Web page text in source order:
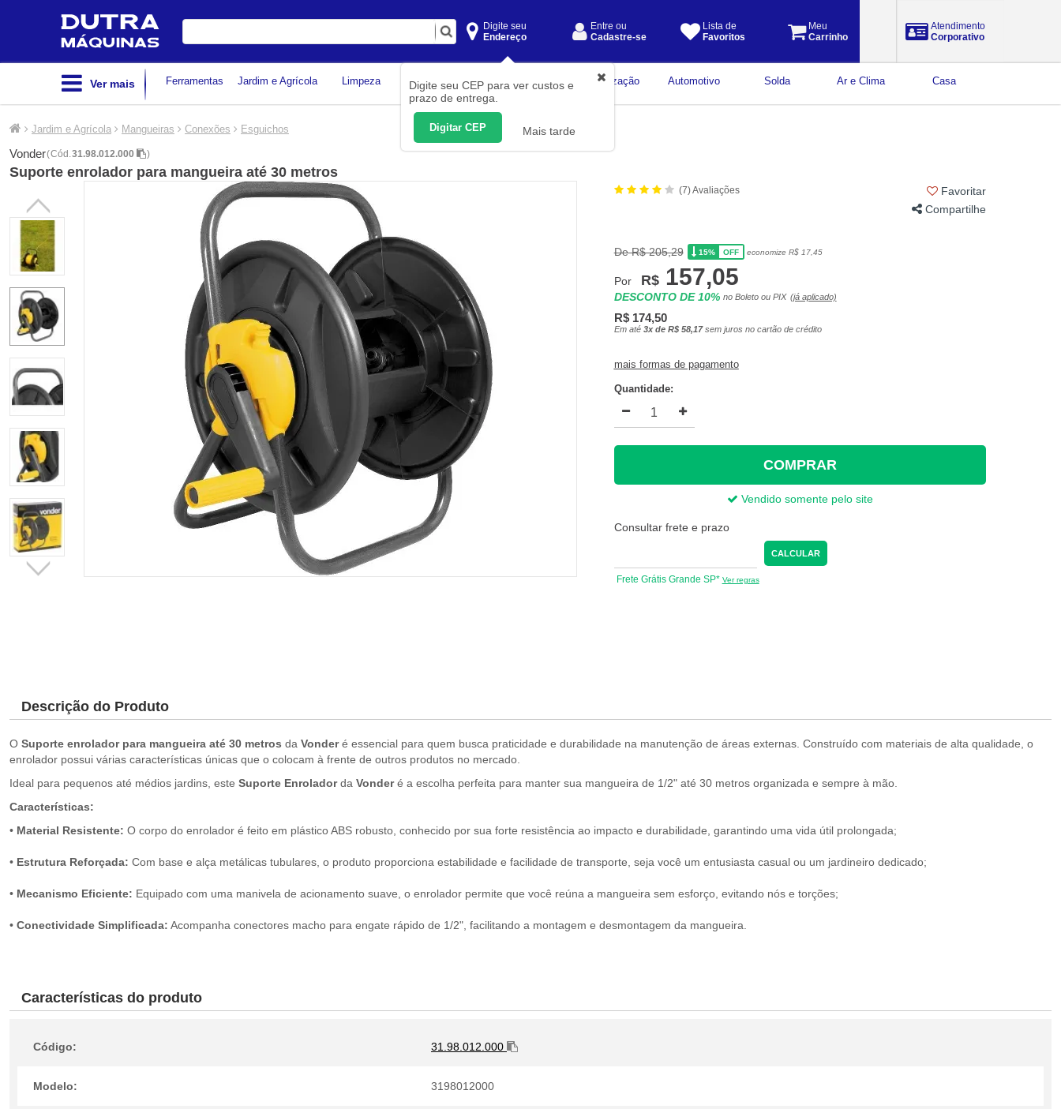
Digite
Digite seu
Endereço
Digite seu CEP para ver custos e
prazo de entrega.
Digitar CEP Mais tarde
Entre ou
Cadastre-se
Lista de
Favoritos
Meu
Carrinho
Atendimento
Corporativo
Ver mais Ferramentas Jardim e Agrícola Limpeza Construção Civil
Medição
Organização Automotivo Solda Ar e Clima Casa
Jardim e Agrícola Mangueiras Conexões Esguichos
Vonder(Cód. 31.98.012.000 )
Suporte enrolador para mangueira até 30 metros
(7) Avaliações
Favoritar
Compartilhe
De R$ 205,29 15% OFF economize R$ 17,45
Por R$ 157,05
DESCONTO DE 10% no Boleto ou PIX (já aplicado)
R$ 174,50
Em até 3x de R$ 58,17sem juros no cartão de crédito
mais formas de pagamento
Quantidade:
COMPRAR
Vendido somente pelo site
Consultar frete e prazo
CALCULAR
Frete Grátis Grande SP* Ver regras
Descrição do Produto
O Suporte enrolador para mangueira até 30 metros da Vonderé essencial para quem busca praticidade e durabilidade na manutenção de áreas externas. Construído com materiais de alta qualidade, o
enrolador possui várias características únicas que o colocam à frente de outros produtos no mercado.
Ideal para pequenos até médios jardins, este Suporte Enroladorda Vonderé a escolha perfeita para manter sua mangueira de 1/2" até 30 metros organizada e sempre à mão.
Características:
• Material Resistente: O corpo do enrolador é feito em plástico ABS robusto, conhecido por sua forte resistência ao impacto e durabilidade, garantindo uma vida útil prolongada;
• Estrutura Reforçada: Com base e alça metálicas tubulares, o produto proporciona estabilidade e facilidade de transporte, seja você um entusiasta casual ou um jardineiro dedicado;
• Mecanismo Eficiente: Equipado com uma manivela de acionamento suave, o enrolador permite que você reúna a mangueira sem esforço, evitando nós e torções;
• Conectividade Simplificada: Acompanha conectores macho para engate rápido de 1/2", facilitando a montagem e desmontagem da mangueira.
Características do produto
Código: 31.98.012.000
Modelo: 3198012000